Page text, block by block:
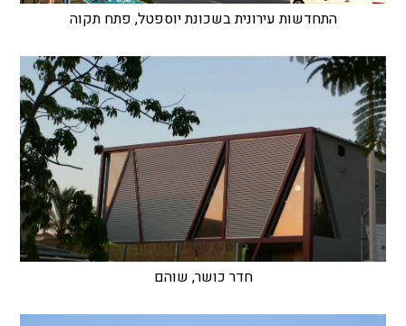
התחדשות עירונית בשכונת יוספטל, פתח תקוה
חדר כושר, שוהם